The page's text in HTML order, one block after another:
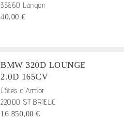
35660 Langon
40,00 €
BMW 320D LOUNGE
2.0D 165CV
Côtes d'Armor
22000 ST BRIEUC
16 850,00 €